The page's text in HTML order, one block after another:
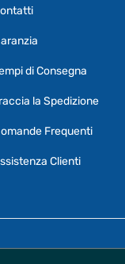
di Consegna
la Spedizione
Frequenti
Clienti
Puoi
specifiche su
prodotto